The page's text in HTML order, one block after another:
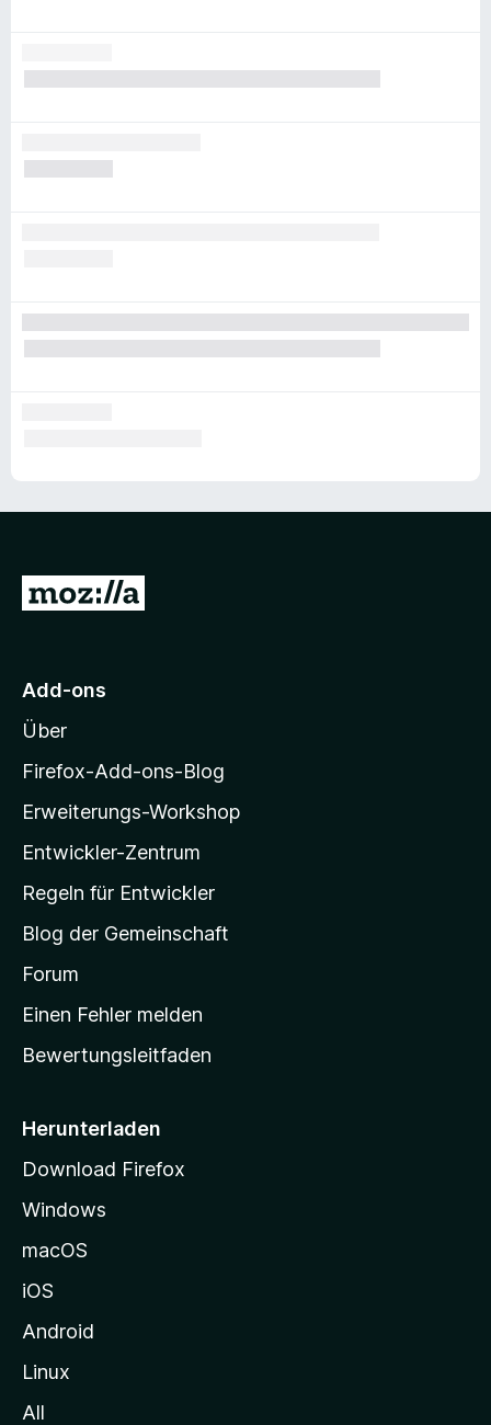
Z
M
z
i
l
a
-
t
a
r
s
i
e
g
e
n
Add-ons
Über
Firefox-Add-ons-Blog
Erweiterungs-Workshop
Entwickler-Zentrum
Regeln für Entwickler
Blog der Gemeinschaft
Forum
Einen Fehler melden
Bewertungsleitfaden
Herunterladen
Download Firefox
Windows
macOS
iOS
Android
Linux
All